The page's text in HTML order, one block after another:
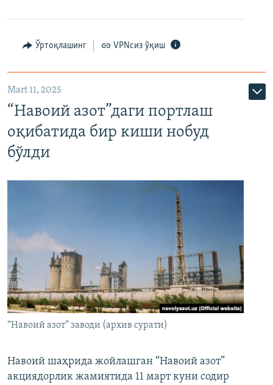
Ўртоқлашинг VPNсиз ўқиш
Mart 11, 2025
“Навоий азот”даги портлаш
оқибатида бир киши нобуд
бўлди
“Навоий азот” заводи (архив сурати)
Навоий шаҳрида жойлашган “Навоий азот”
акциядорлик жамиятида 11 март куни содир